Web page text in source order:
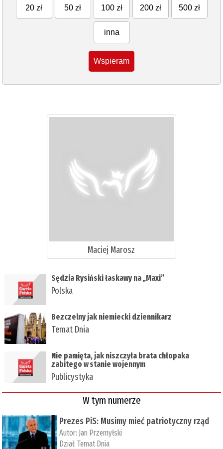
20 zł 50 zł 100 zł 200 zł 500 zł
inna
Wspieram
Maciej Marosz
​Sędzia Rysiński łaskawy na „Maxi”
Polska
Bezczelny jak niemiecki dziennikarz
Temat Dnia
Nie pamięta, jak niszczyła brata chłopaka
zabitego w stanie wojennym
Publicystyka
W tym numerze
Prezes PiS: Musimy mieć patriotyczny rząd
Autor: Jan Przemyłski
Dział:Temat Dnia